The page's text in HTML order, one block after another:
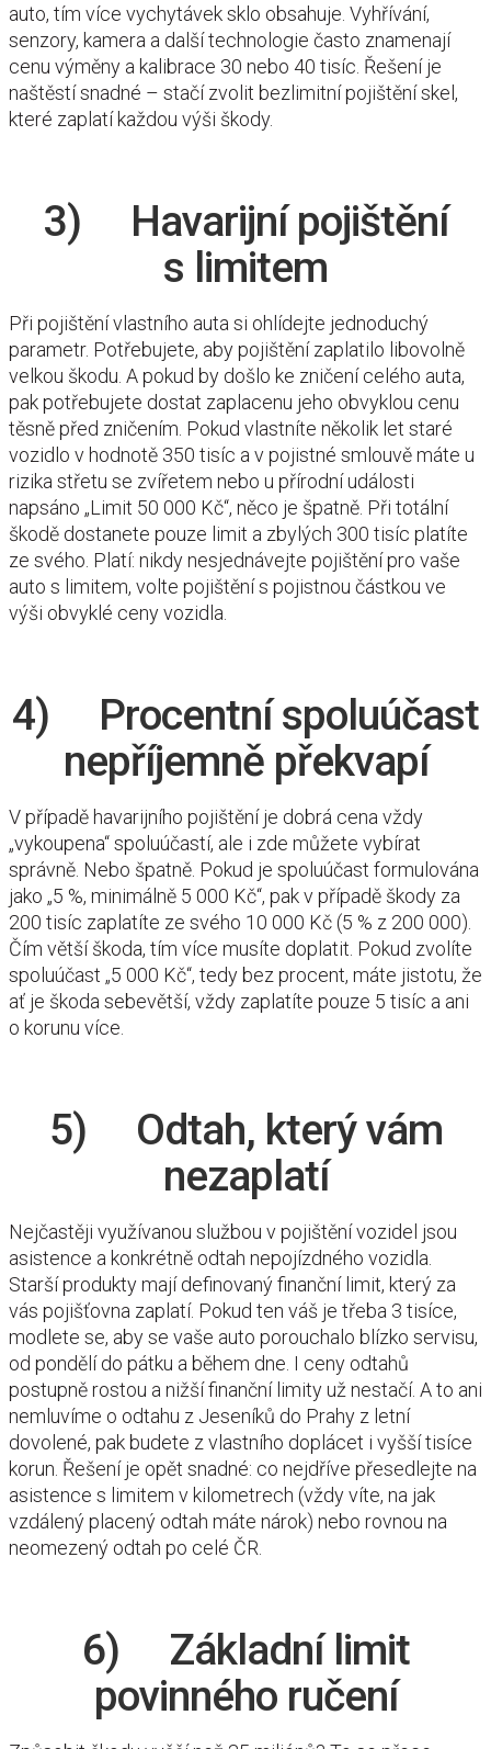
auto, tím více vychytávek sklo obsahuje. Vyhřívání,
senzory, kamera a další technologie často znamenají
cenu výměny a kalibrace 30 nebo 40 tisíc. Řešení je
naštěstí snadné – stačí zvolit bezlimitní pojištění skel,
které zaplatí každou výši škody.
3) Havarijní pojištění
s limitem
Při pojištění vlastního auta si ohlídejte jednoduchý
parametr. Potřebujete, aby pojištění zaplatilo libovolně
velkou škodu. A pokud by došlo ke zničení celého auta,
pak potřebujete dostat zaplacenu jeho obvyklou cenu
těsně před zničením. Pokud vlastníte několik let staré
vozidlo v hodnotě 350 tisíc a v pojistné smlouvě máte u
rizika střetu se zvířetem nebo u přírodní události
napsáno „Limit 50 000 Kč“, něco je špatně. Při totální
škodě dostanete pouze limit a zbylých 300 tisíc platíte
ze svého. Platí: nikdy nesjednávejte pojištění pro vaše
auto s limitem, volte pojištění s pojistnou částkou ve
výši obvyklé ceny vozidla.
4) Procentní spoluúčast
nepříjemně překvapí
V případě havarijního pojištění je dobrá cena vždy
„vykoupena“ spoluúčastí, ale i zde můžete vybírat
správně. Nebo špatně. Pokud je spoluúčast formulována
jako „5 %, minimálně 5 000 Kč“, pak v případě škody za
200 tisíc zaplatíte ze svého 10 000 Kč (5 % z 200 000).
Čím větší škoda, tím více musíte doplatit. Pokud zvolíte
spoluúčast „5 000 Kč“, tedy bez procent, máte jistotu, že
ať je škoda sebevětší, vždy zaplatíte pouze 5 tisíc a ani
o korunu více.
5) Odtah, který vám
nezaplatí
Nejčastěji využívanou službou v pojištění vozidel jsou
asistence a konkrétně odtah nepojízdného vozidla.
Starší produkty mají definovaný finanční limit, který za
vás pojišťovna zaplatí. Pokud ten váš je třeba 3 tisíce,
modlete se, aby se vaše auto porouchalo blízko servisu,
od pondělí do pátku a během dne. I ceny odtahů
postupně rostou a nižší finanční limity už nestačí. A to ani
nemluvíme o odtahu z Jeseníků do Prahy z letní
dovolené, pak budete z vlastního doplácet i vyšší tisíce
korun. Řešení je opět snadné: co nejdříve přesedlejte na
asistence s limitem v kilometrech (vždy víte, na jak
vzdálený placený odtah máte nárok) nebo rovnou na
neomezený odtah po celé ČR.
6) Základní limit
povinného ručení